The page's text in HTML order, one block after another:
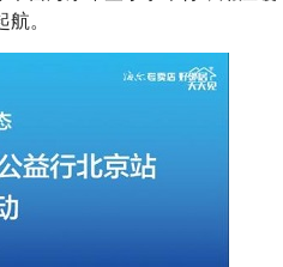
。